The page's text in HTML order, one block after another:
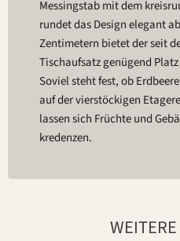
Messingstab mit dem
rundet das Design elegant
Zentimetern bietet der seit
Tischaufsatz genügend
Soviel steht fest, ob
auf der vierstöckigen
lassen sich Früchte und
kredenzen.